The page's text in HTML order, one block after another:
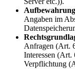
Angaben im
Anfragen (Art.
Interessen
Verpflichtung